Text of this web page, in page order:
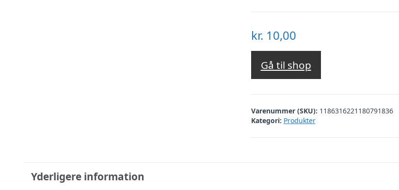
kr. 10,00
Gå til shop
Varenummer (SKU): 1186316221180791836
Kategori: Produkter
Yderligere information